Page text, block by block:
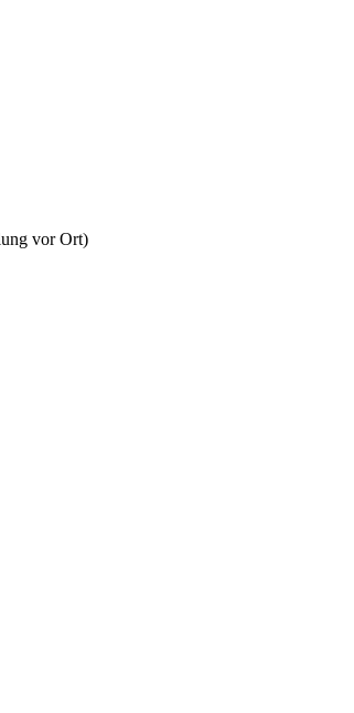
vor Ort)